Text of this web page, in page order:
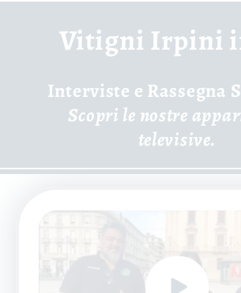
Vitigni Irpini
Interviste e Rassegna
Scopri le nostre
televisive.